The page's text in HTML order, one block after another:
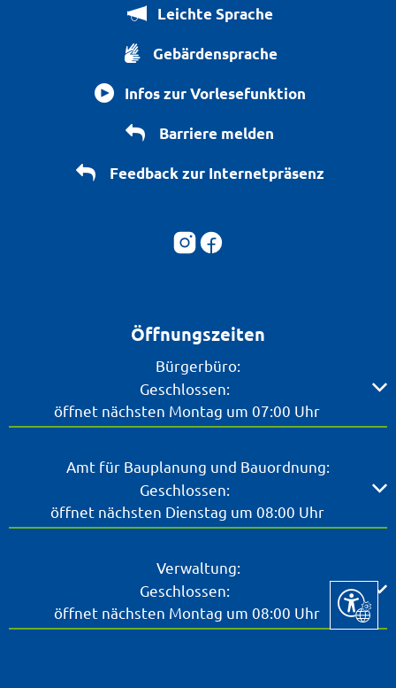
Leichte Sprache
Gebärdensprache
Infos zur Vorlesefunktion
Barriere melden
Feedback zur Internetpräsenz
Öffnungszeiten
Bürgerbüro:
Klicken, um weitere Öffnungs- oder Schließzeiten
Geschlossen:
öffnet nächsten Montag um 07:00 Uhr
Amt für Bauplanung und Bauordnung:
Klicken, um weitere Öffnungs- oder Schließzeiten
Geschlossen:
öffnet nächsten Dienstag um 08:00 Uhr
Verwaltung:
Klicken, um weitere Öffnungs- oder Schließzeiten
Geschlossen:
öffnet nächsten Montag um 08:00 Uhr
Seite